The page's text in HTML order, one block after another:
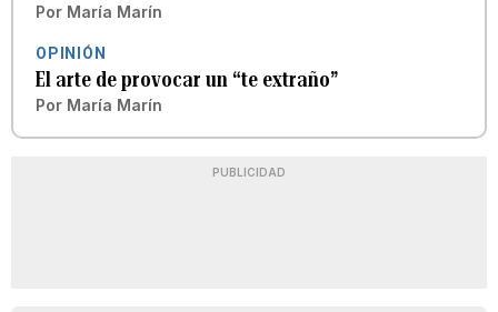
Por María Marín
OPINIÓN
El arte de provocar un “te extraño”
Por María Marín
PUBLICIDAD